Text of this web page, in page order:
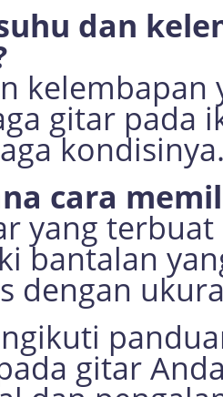
dan
gitar pada
cara
yang
bantalan
dengan
gitar